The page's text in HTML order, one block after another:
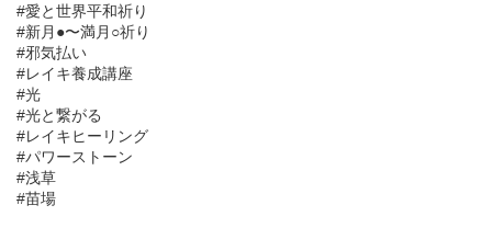
#愛と世界平和祈り
#新月●〜満月○祈り
#邪気払い
#レイキ養成講座
#光
#光と繋がる
#レイキヒーリング
#パワーストーン
#浅草
#苗場